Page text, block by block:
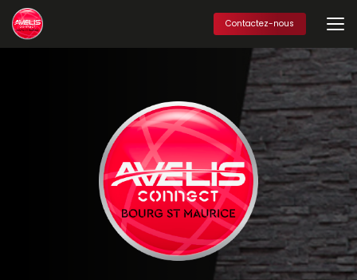
Aller
au
contenu
principal
Contactez-nous